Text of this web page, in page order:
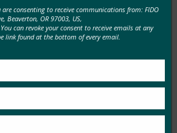
の盗難や…
認証器：デジタルサービスにパス
consenting to receive communications from: FIDO
Beaverton, OR 97003, US,
can revoke your consent to receive emails at any
link found at the bottom of every email.